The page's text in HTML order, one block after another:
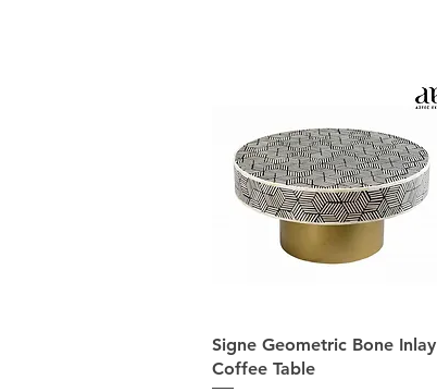
Snel overzicht
Signe Geometric Bone Inlay
Coffee Table